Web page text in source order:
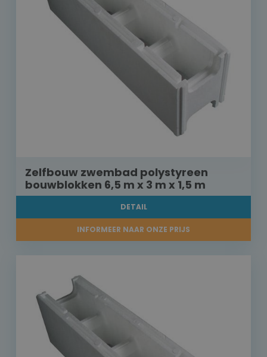
Zelfbouw zwembad polystyreen
bouwblokken 6,5 m x 3 m x 1,5 m
DETAIL
INFORMEER NAAR ONZE PRIJS